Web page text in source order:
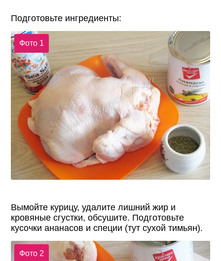
Подготовьте ингредиенты:
Фото 1
Вымойте курицу, удалите лишний жир и
кровяные сгустки, обсушите. Подготовьте
кусочки ананасов и специи (тут сухой тимьян).
Фото 2